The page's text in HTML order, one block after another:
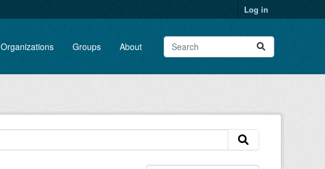
Log in
Organizations Groups About